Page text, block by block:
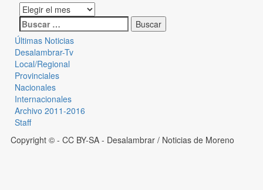
Últimas Noticias
Desalambrar-Tv
Local/Regional
Provinciales
Nacionales
Internacionales
Archivo 2011-2016
Staff
Copyright © - CC BY-SA - Desalambrar / Noticias de Moreno